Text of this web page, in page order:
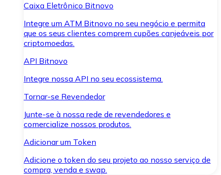
Caixa Eletrônico Bitnovo
Integre um ATM Bitnovo no seu negócio e permita
que os seus clientes comprem cupões canjeáveis por
criptomoedas.
API Bitnovo
Integre nossa API no seu ecossistema.
Tornar-se Revendedor
Junte-se à nossa rede de revendedores e
comercialize nossos produtos.
Adicionar um Token
Adicione o token do seu projeto ao nosso serviço de
compra, venda e swap.